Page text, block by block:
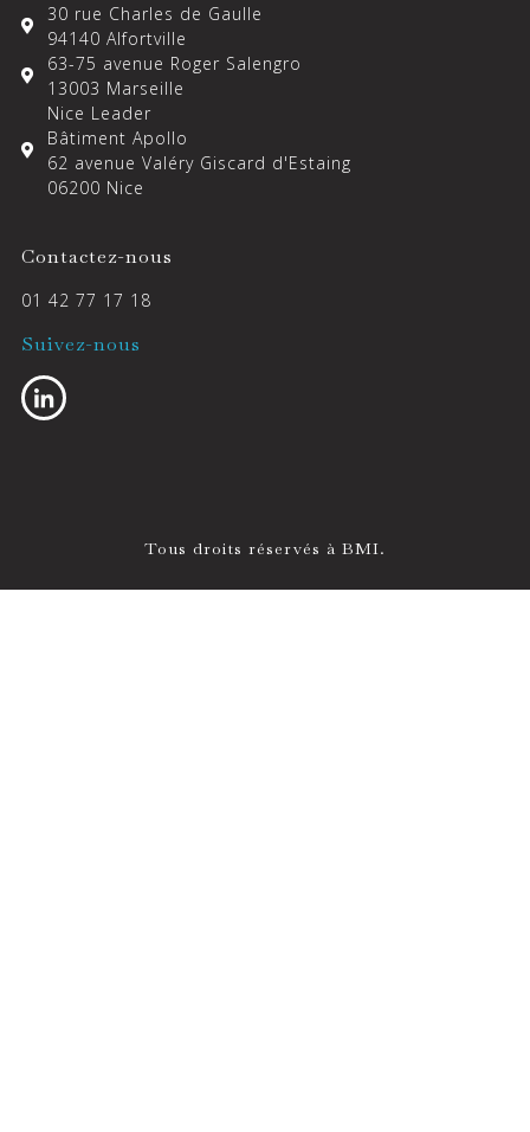
30 rue Charles de Gaulle
94140 Alfortville
63-75 avenue Roger Salengro
13003 Marseille
Nice Leader
Bâtiment Apollo
62 avenue Valéry Giscard d'Estaing
06200 Nice
Contactez-nous
01 42 77 17 18
Suivez-nous
Tous droits réservés à BMI.